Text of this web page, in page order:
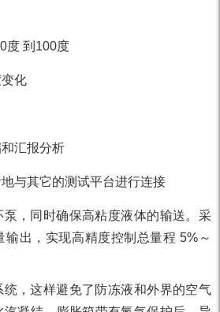
度 到100度
化
汇报分析
与其它的测试平台进行连接
泵，同时确保高粘度液体的输送。采
输出，实现高精度控制总量程 5%～
，这样避免了防冻液和外界的空气